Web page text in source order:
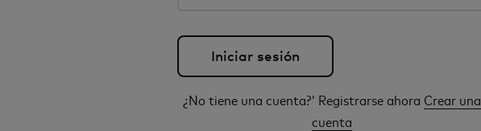
¿No tiene una cuenta?’ Registrarse ahora Crear una
cuenta